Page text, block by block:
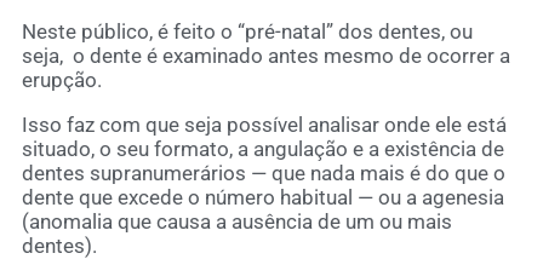
Neste público, é feito o “pré-natal” dos dentes, ou
seja, o dente é examinado antes mesmo de ocorrer a
erupção.
Isso faz com que seja possível analisar onde ele está
situado, o seu formato, a angulação e a existência de
dentes supranumerários — que nada mais é do que o
dente que excede o número habitual — ou a agenesia
(anomalia que causa a ausência de um ou mais
dentes).